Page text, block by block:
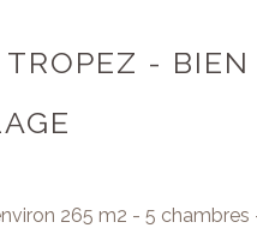
-
265 m2 - 5 chambres